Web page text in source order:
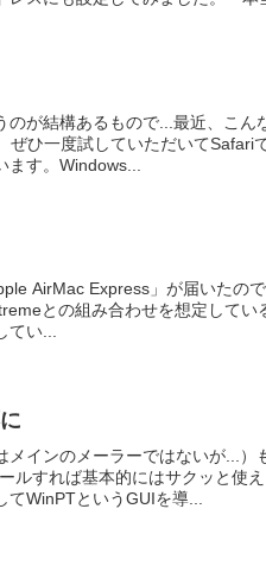
が結構あるもので...最近、こん
ひ一度試していただいてSafari
す。Windows...
AirMac Express」が届いたの
との組み合わせを想定してい
てい...
メインのメーラーではないが...）
すれば基本的にはサクッと使
WinPTというGUIを導...